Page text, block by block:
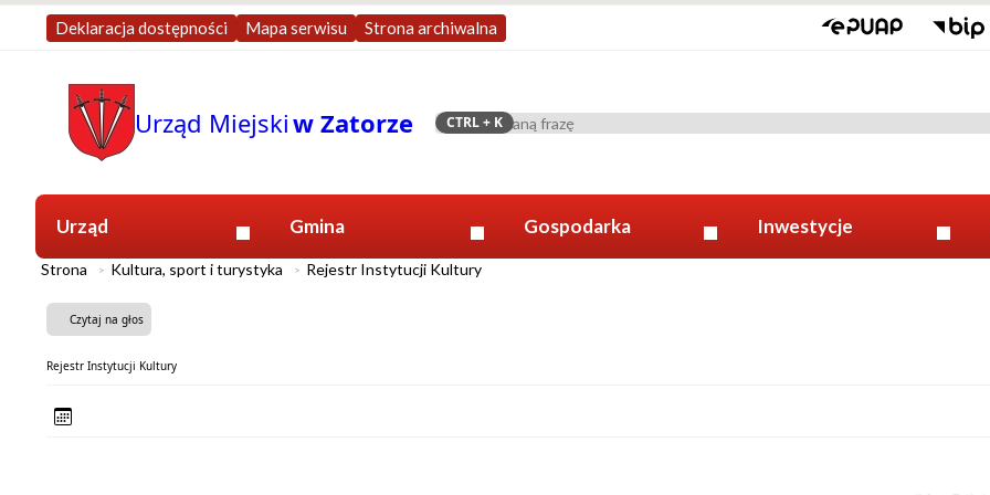
Deklaracja dostępności Mapa serwisu Strona archiwalna
Urząd Miejskiw Zatorze Szukaj
CTRL+ K
Urząd Gmina Gospodarka Inwestycje
Strona Kultura, sport i turystyka Rejestr Instytucji Kultury
Czytaj na głos
Rejestr Instytucji Kultury